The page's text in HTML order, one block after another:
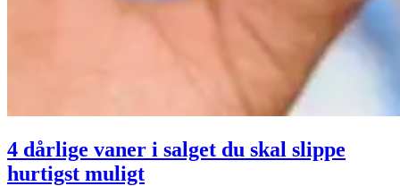
4 dårlige vaner i salget du skal slippe
hurtigst muligt